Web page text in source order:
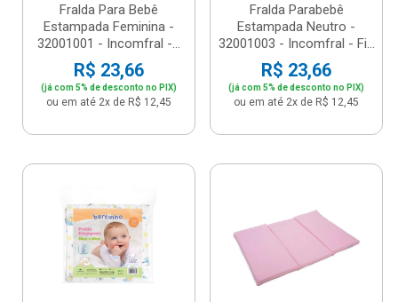
Fralda Para Bebê
Estampada Feminina -
32001001 - Incomfral -...
R$ 23,66
(já com 5% de desconto no PIX)
ou em até 2x de R$ 12,45
Fralda Parabebê
Estampada Neutro -
32001003 - Incomfral - Fi...
R$ 23,66
(já com 5% de desconto no PIX)
ou em até 2x de R$ 12,45